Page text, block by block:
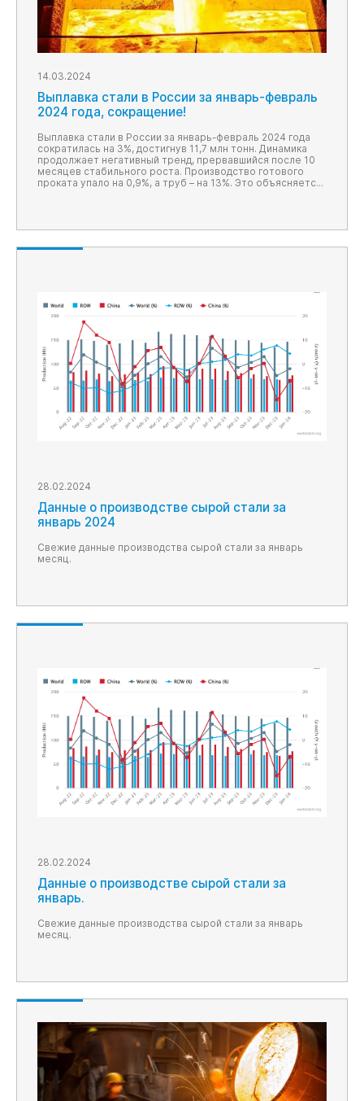
14.03.2024
Выплавка стали в России за январь-февраль
2024 года, сокращение!
Выплавка стали в России за январь-февраль 2024 года
сократилась на 3%, достигнув 11,7 млн тонн. Динамика
продолжает негативный тренд, прервавшийся после 10
месяцев стабильного роста. Производство готового
проката упало на 0,9%, а труб – на 13%. Это объясняется
28.02.2024
Данные о производстве сырой стали за
январь 2024
Свежие данные производства сырой стали за январь
месяц.
28.02.2024
Данные о производстве сырой стали за
январь.
Свежие данные производства сырой стали за январь
месяц.